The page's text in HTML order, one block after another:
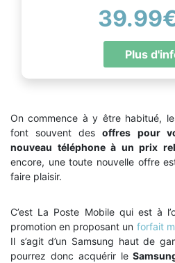
Plus
On commence à y être habitué,
font souvent desoffres pour
nouveau téléphone à un prix
encore, une toute nouvelle offre
faire plaisir.
C’est La Poste Mobile qui est à
promotion en proposant un forfait
Il s’agit d’un Samsung haut de
pourrez donc acquérir le